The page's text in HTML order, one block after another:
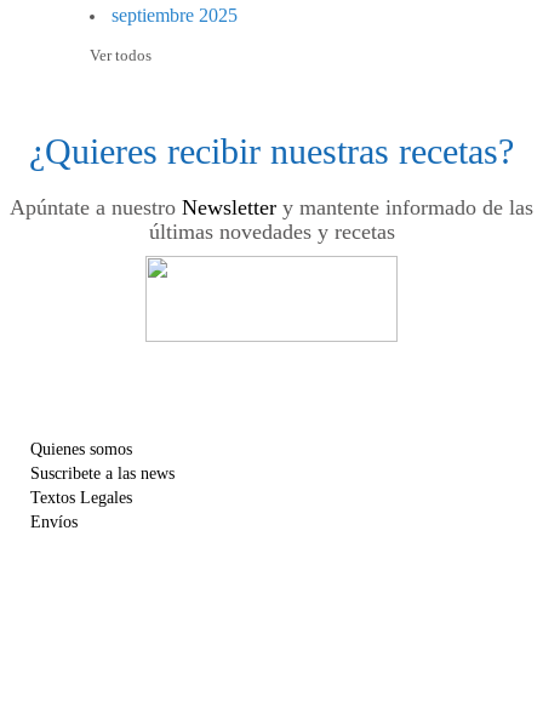
septiembre 2025
Ver todos
¿Quieres recibir nuestras recetas?
Apúntate a nuestro Newsletter y mantente informado de las
últimas novedades y recetas
Quienes somos
Suscribete a las news
Textos Legales
Envíos